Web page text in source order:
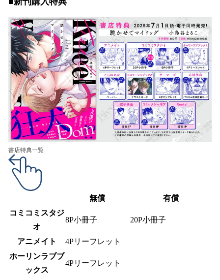
書店特典一覧
無償
有償
コミコミスタジ
オ
8P小冊子 20P小冊子
アニメイト
4Pリーフレット
ホーリンラブブ
ックス
4Pリーフレット